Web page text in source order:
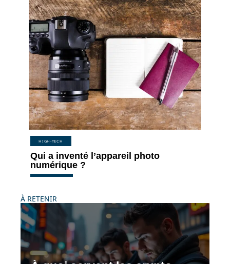
HIGH-TECH
Qui a inventé l’appareil photo
numérique ?
À RETENIR